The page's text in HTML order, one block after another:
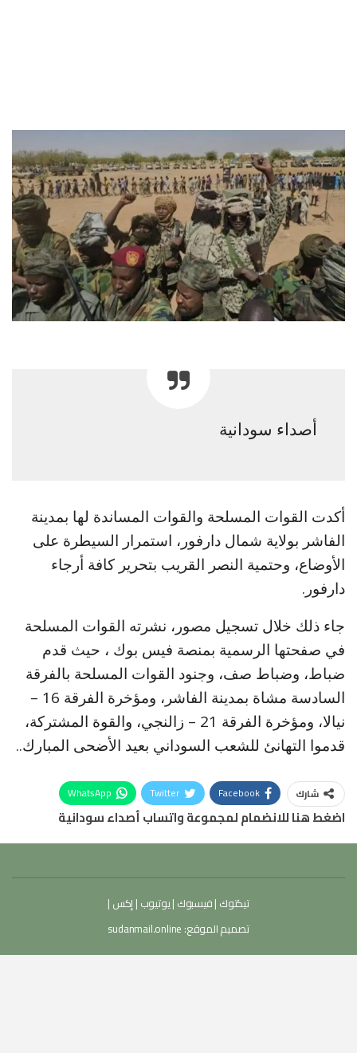
أصداء سودانية
أكدت القوات المسلحة والقوات المساندة لها بمدينة
الفاشر بولاية شمال دارفور، استمرار السيطرة على
الأوضاع، وحتمية النصر القريب بتحرير كافة أرجاء
دارفور.
جاء ذلك خلال تسجيل مصور، نشرته القوات المسلحة
في صفحتها الرسمية بمنصة فيس بوك ، حيث قدم
ضباط، وضباط صف، وجنود القوات المسلحة بالفرقة
السادسة مشاة بمدينة الفاشر، ومؤخرة الفرقة 16 –
نيالا، ومؤخرة الفرقة 21 – زالنجي، والقوة المشتركة،
قدموا التهانئ للشعب السوداني بعيد الأضحى المبارك..
شارك Facebook
Twitter
WhatsApp
اضغط هنا للانضمام لمجموعة واتساب أصداء سودانية
تيكتوك |فيسبوك |يوتيوب | إكس |
تصميم الموقع: sudanmail.online